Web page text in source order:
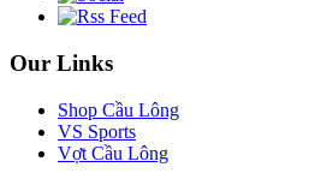
Our Links
Shop Cầu Lông
VS Sports
Vợt Cầu Lông